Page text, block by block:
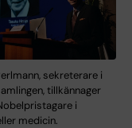
sekreterare i
tillkännager
i
medicin.